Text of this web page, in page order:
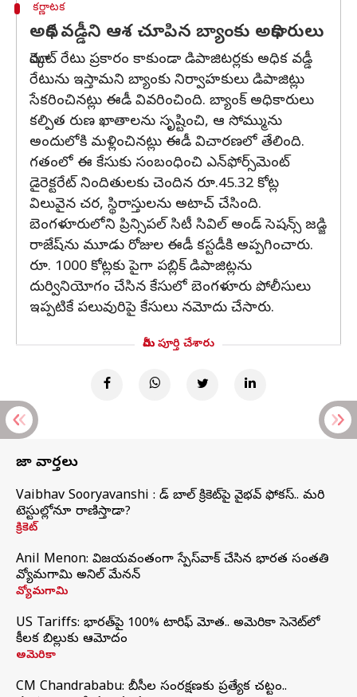
కర్ణాటక
అధిక వడ్డీని ఆశ చూపిన బ్యాంకు అధికారులు
మార్కెట్ రేటు ప్రకారం కాకుండా డిపాజిటర్లకు అధిక వడ్డీ
రేటును ఇస్తామని బ్యాంకు నిర్వాహకులు డిపాజిట్లు
సేకరించినట్లు ఈడీ వివరించింది. బ్యాంక్ అధికారులు
కల్పిత రుణ ఖాతాలను సృష్టించి, ఆ సోమ్మును
అందులోకి మళ్లించినట్లు ఈడీ విచారణలో తేలింది.
గతంలో ఈ కేసుకు సంబంధించి ఎన్‌ఫోర్స్‌మెంట్
డైరెక్టరేట్ నిందితులకు చెందిన రూ.45.32 కోట్ల
విలువైన చర, స్థిరాస్తులను అటాచ్ చేసింది.
బెంగళూరులోని ప్రిన్సిపల్ సిటీ సివిల్ అండ్ సెషన్స్ జడ్జి
రాజేష్‌ను మూడు రోజుల ఈడీ కస్టడీకి అప్పగించారు.
రూ. 1000 కోట్లకు పైగా పబ్లిక్ డిపాజిట్లను
దుర్వినియోగం చేసిన కేసులో బెంగళూరు పోలీసులు
ఇప్పటికే పలువురిపై కేసులు నమోదు చేసారు.
మీరు పూర్తి చేశారు
తాజా వార్తలు
Vaibhav Sooryavanshi : రెడ్ బాల్ క్రికెట్‌పై వైభవ్ ఫోకస్.. మరి
టెస్టుల్లోనూ రాణిస్తాడా?
క్రికెట్
Anil Menon: విజయవంతంగా స్పేస్‌వాక్‌ చేసిన భారత సంతతి
వ్యోమగామి అనిల్‌ మేనన్
వ్యోమగామి
US Tariffs: భారత్‌పై 100% టారిఫ్‌ మోత.. అమెరికా సెనెట్‌లో
కీలక బిల్లుకు ఆమోదం
అమెరికా
CM Chandrababu: బీసీల సంరక్షణకు ప్రత్యేక చట్టం..